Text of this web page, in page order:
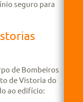
seguro para
de Bombeiros
de Vistoria do
ao edifício: